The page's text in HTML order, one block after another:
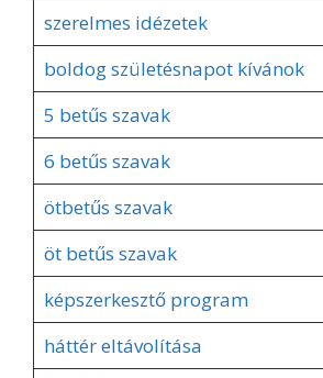
szerelmes idézetek
boldog születésnapot kívánok
5 betűs szavak
6 betűs szavak
ötbetűs szavak
öt betűs szavak
képszerkesztő program
háttér eltávolítása